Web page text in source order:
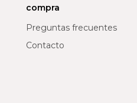
compra
Preguntas frecuentes
Contacto